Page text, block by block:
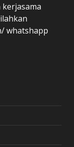
whatshapp